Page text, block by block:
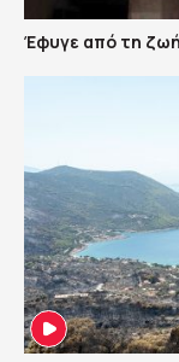
Έφυγε από τη